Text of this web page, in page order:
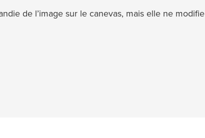
de l’image sur le canevas, mais elle ne modifie